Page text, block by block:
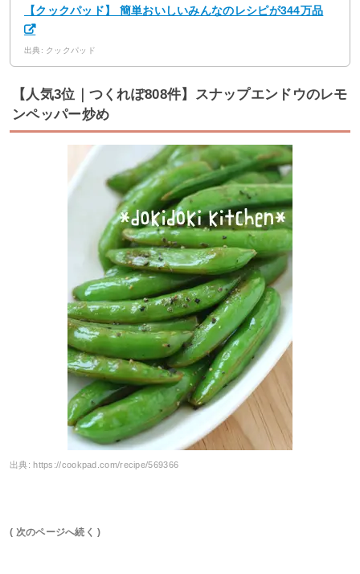
【クックパッド】 簡単おいしいみんなのレシピが344万品
出典: クックパッド
【人気3位｜つくれぽ808件】スナップエンドウのレモ
ンペッパー炒め
出典: https://cookpad.com/recipe/569366
( 次のページへ続く )